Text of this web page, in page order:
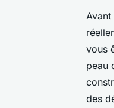
vous
peau
des